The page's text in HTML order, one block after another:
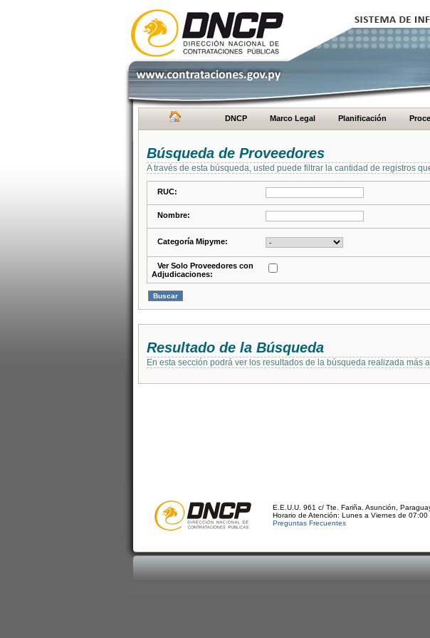
DNCP Marco Legal Planificación
Búsqueda de Proveedores
A través de esta búsqueda, usted puede filtrar la cantidad de registros
RUC:
Nombre:
Categoría Mipyme:
Ver Solo Proveedores con
Adjudicaciones:
Resultado de la Búsqueda
En esta sección podrá ver los resultados de la búsqueda realizada más
E.E.U.U. 961 c/ Tte. Fariña. Asunción,
Horario de Atención: Lunes a Viernes de
Preguntas Frecuentes